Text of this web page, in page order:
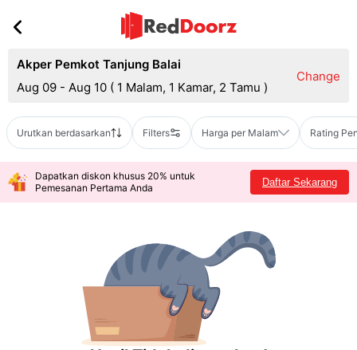
Akper Pemkot Tanjung Balai
Aug 09 - Aug 10 ( 1 Malam, 1 Kamar, 2 Tamu )
Change
Urutkan berdasarkan Filters Harga per Malam Rating
Dapatkan diskon khusus 20% untuk
Pemesanan Pertama Anda
Daftar Sekarang